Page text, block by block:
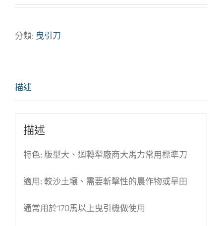
分類: 曳引刀
描述
描述
特色: 版型大、迴轉犁廠商大馬力常用標準刀
適用: 較沙土壤、需要斬擊性的農作物或旱田
通常用於170馬以上曳引機做使用